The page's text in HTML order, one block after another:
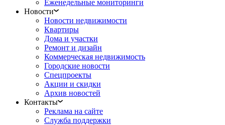
Еженедельные мониторинги
Новости
Новости недвижимости
Квартиры
Дома и участки
Ремонт и дизайн
Коммерческая недвижимость
Городские новости
Спецпроекты
Акции и скидки
Архив новостей
Контакты
Реклама на сайте
Служба поддержки